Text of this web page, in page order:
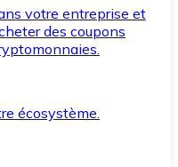
votre entreprise et
des coupons
écosystème.